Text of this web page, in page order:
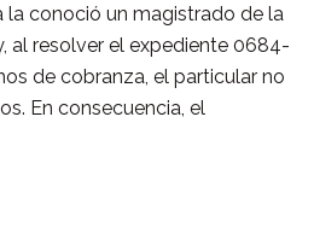
la conoció un magistrado de la
al resolver el expediente 0684-
de cobranza, el particular no
En consecuencia, el